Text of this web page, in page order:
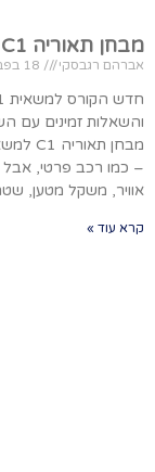
מבחן תאוריה C1 – תרגול ולימוד למשאית קלה
אברהם רגבסקי
והשאלות זמינים עם
אוויר, משקל מטען,
קרא עוד »